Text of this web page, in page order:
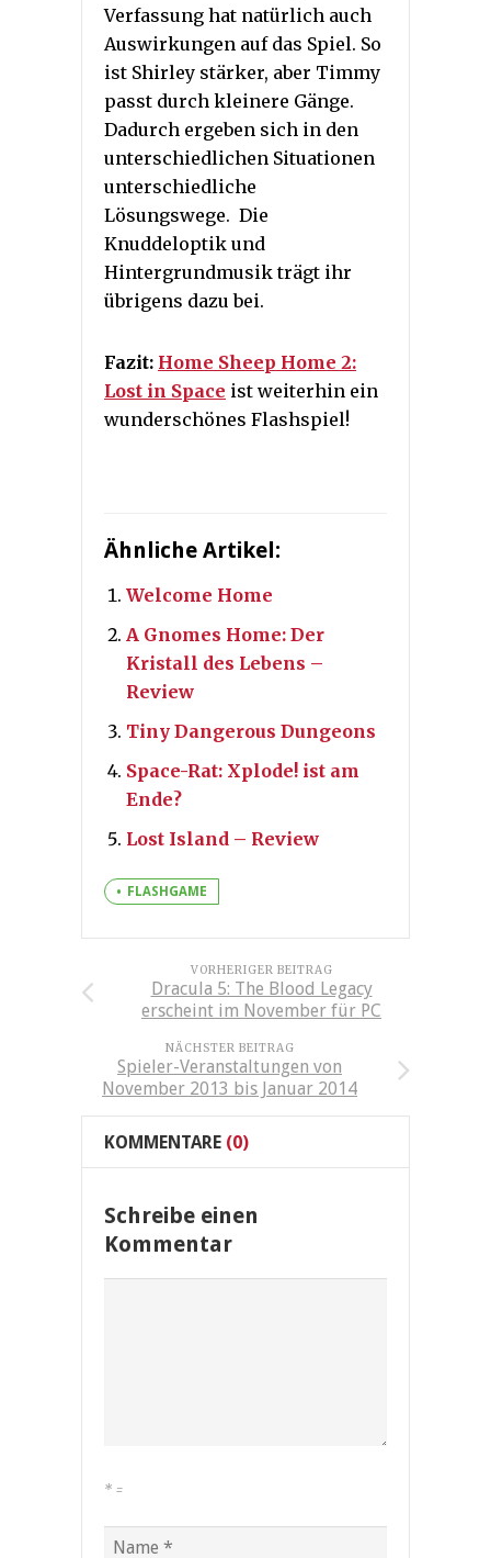
Verfassung hat natürlich auch
Auswirkungen auf das Spiel. So
ist Shirley stärker, aber Timmy
passt durch kleinere Gänge.
Dadurch ergeben sich in den
unterschiedlichen Situationen
unterschiedliche
Lösungswege. Die
Knuddeloptik und
Hintergrundmusik trägt ihr
übrigens dazu bei.
Fazit: Home Sheep Home 2:
Lost in Space ist weiterhin ein
wunderschönes Flashspiel!
Ähnliche Artikel:
Welcome Home
A Gnomes Home: Der
Kristall des Lebens –
Review
Tiny Dangerous Dungeons
Space-Rat: Xplode! ist am
Ende?
Lost Island – Review
FLASHGAME
VORHERIGER BEITRAG
Dracula 5: The Blood Legacy
erscheint im November für PC
NÄCHSTER BEITRAG
Spieler-Veranstaltungen von
November 2013 bis Januar 2014
KOMMENTARE (0)
Schreibe einen
Kommentar
* =